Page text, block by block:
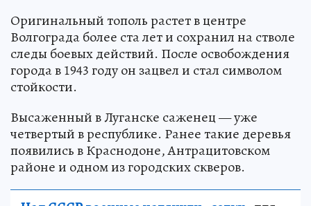
Оригинальный тополь растет в центре
Волгограда более ста лет и сохранил на стволе
следы боевых действий. После освобождения
города в 1943 году он зацвел и стал символом
стойкости.
Высаженный в Луганске саженец — уже
четвертый в республике. Ранее такие деревья
появились в Краснодоне, Антрацитовском
районе и одном из городских скверов.